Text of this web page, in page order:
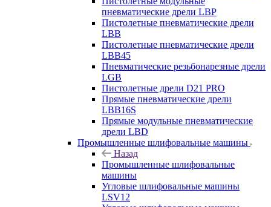
пневматические дрели LBP
Пистолетные пневматические дрели
LBB
Пистолетные пневматические дрели
LBB45
Пневматические резьбонарезные дрели
LGB
Пистолетные дрели D21 PRO
Прямые пневматические дрели
LBB16S
Прямые модульные пневматические
дрели LBD
Промышленные шлифовальные машины
Назад
Промышленные шлифовальные
машины
Угловые шлифовальные машины
LSV12